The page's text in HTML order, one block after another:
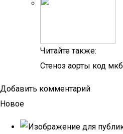
Читайте также:
Стеноз аорты код мкб
Добавить комментарий
Новое